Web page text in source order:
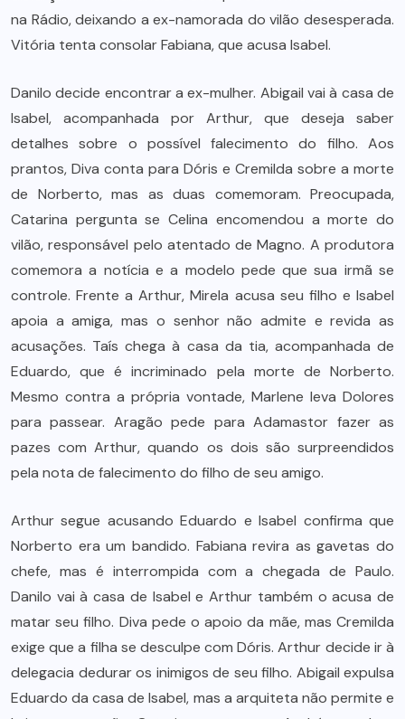
na Rádio, deixando a ex-namorada do vilão desesperada.
Vitória tenta consolar Fabiana, que acusa Isabel.
Danilo decide encontrar a ex-mulher. Abigail vai à casa de
Isabel, acompanhada por Arthur, que deseja saber
detalhes sobre o possível falecimento do filho. Aos
prantos, Diva conta para Dóris e Cremilda sobre a morte
de Norberto, mas as duas comemoram. Preocupada,
Catarina pergunta se Celina encomendou a morte do
vilão, responsável pelo atentado de Magno. A produtora
comemora a notícia e a modelo pede que sua irmã se
controle. Frente a Arthur, Mirela acusa seu filho e Isabel
apoia a amiga, mas o senhor não admite e revida as
acusações. Taís chega à casa da tia, acompanhada de
Eduardo, que é incriminado pela morte de Norberto.
Mesmo contra a própria vontade, Marlene leva Dolores
para passear. Aragão pede para Adamastor fazer as
pazes com Arthur, quando os dois são surpreendidos
pela nota de falecimento do filho de seu amigo.
Arthur segue acusando Eduardo e Isabel confirma que
Norberto era um bandido. Fabiana revira as gavetas do
chefe, mas é interrompida com a chegada de Paulo.
Danilo vai à casa de Isabel e Arthur também o acusa de
matar seu filho. Diva pede o apoio da mãe, mas Cremilda
exige que a filha se desculpe com Dóris. Arthur decide ir à
delegacia dedurar os inimigos de seu filho. Abigail expulsa
Eduardo da casa de Isabel, mas a arquiteta não permite e